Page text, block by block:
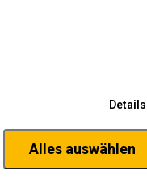
Details
eingeloggt bleiben
Alles auswählen